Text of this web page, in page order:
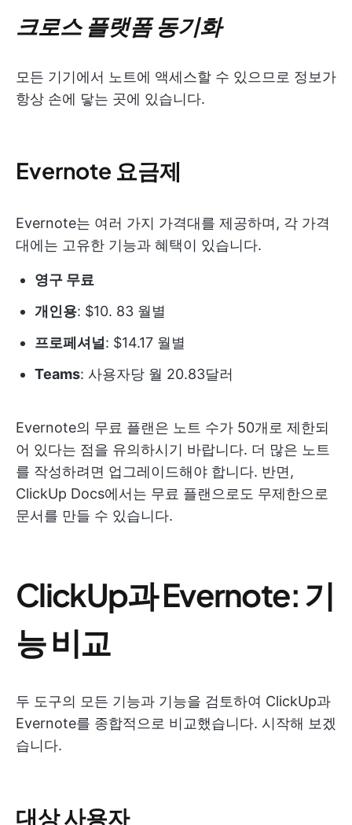
크로스 플랫폼 동기화
모든 기기에서 노트에 액세스할 수 있으므로 정보가
항상 손에 닿는 곳에 있습니다.
Evernote 요금제
Evernote는 여러 가지 가격대를 제공하며, 각 가격
대에는 고유한 기능과 혜택이 있습니다.
영구 무료
개인용: $10. 83 월별
프로페셔널: $14.17 월별
Teams: 사용자당 월 20.83달러
Evernote의 무료 플랜은 노트 수가 50개로 제한되
어 있다는 점을 유의하시기 바랍니다. 더 많은 노트
를 작성하려면 업그레이드해야 합니다. 반면,
ClickUp Docs에서는 무료 플랜으로도 무제한으로
문서를 만들 수 있습니다.
ClickUp과 Evernote: 기
능 비교
두 도구의 모든 기능과 기능을 검토하여 ClickUp과
Evernote를 종합적으로 비교했습니다. 시작해 보겠
습니다.
대상 사용자